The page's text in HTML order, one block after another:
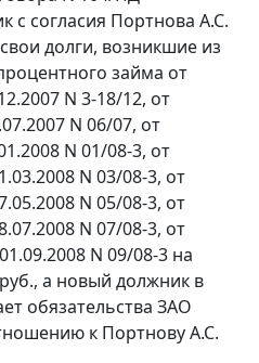
с согласия Портнова А.С.
долги, возникшие из
займа от
N 3-18/12, от
N 06/07, от
N 01/08-3, от
N 03/08-3, от
N 05/08-3, от
N 07/08-3, от
N 09/08-3 на
а новый должник в
обязательства ЗАО
к Портнову А.С.